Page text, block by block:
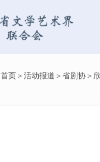
首页＞ 活动报道 ＞ 省剧协＞